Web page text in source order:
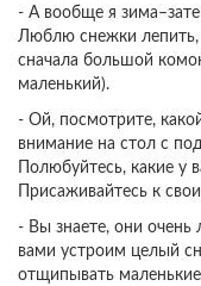
- А вообще я
Люблю снежки лепить,
сначала большой
маленький).
- Ой, посмотрите,
внимание на стол с
Полюбуйтесь, какие у
Присаживайтесь к
- Вы знаете, они очень
вами устроим целый
отщипывать маленькие